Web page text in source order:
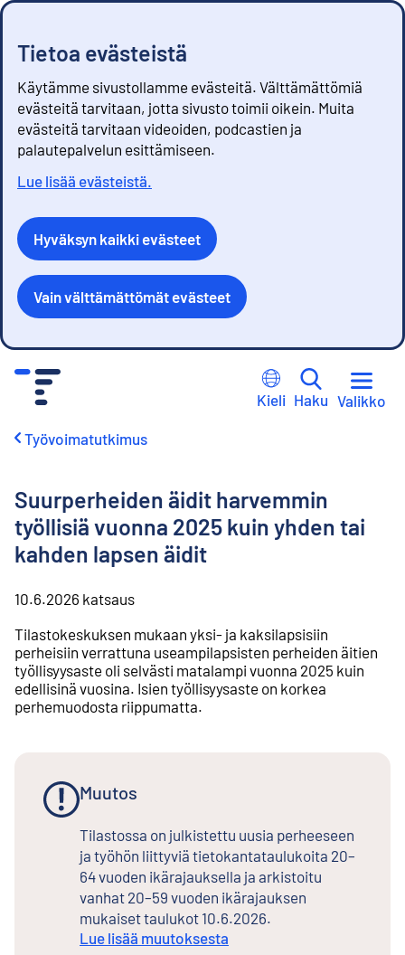
Tietoa evästeistä
Käytämme sivustollamme evästeitä. Välttämättömiä
evästeitä tarvitaan, jotta sivusto toimii oikein. Muita
evästeitä tarvitaan videoiden, podcastien ja
palautepalvelun esittämiseen.
Lue lisää evästeistä.
Hyväksyn kaikki evästeet
Vain välttämättömät evästeet
Kieli Haku Valikko
Työvoimatutkimus
Suurperheiden äidit harvemmin
työllisiä vuonna 2025 kuin yhden tai
kahden lapsen äidit
10.6.2026 katsaus
Tilastokeskuksen mukaan yksi- ja kaksilapsisiin
perheisiin verrattuna useampilapsisten perheiden äitien
työllisyysaste oli selvästi matalampi vuonna 2025 kuin
edellisinä vuosina. Isien työllisyysaste on korkea
perhemuodosta riippumatta.
Muutos
Tilastossa on julkistettu uusia perheeseen
ja työhön liittyviä tietokantataulukoita 20–
64 vuoden ikärajauksella ja arkistoitu
vanhat 20–59 vuoden ikärajauksen
mukaiset taulukot 10.6.2026.
Lue lisää muutoksesta